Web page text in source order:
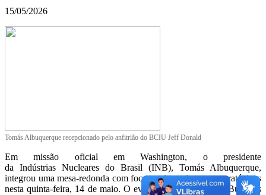
15/05/2026
Tomás Albuquerque recepcionado pelo anfitrião do BCIU Jeff Donald
Em missão oficial em Washington, o presidente
da Indústrias Nucleares do Brasil (INB), Tomás Albuquerque,
integrou uma mesa-redonda com foco em investimentos estratégicos
nesta quinta-feira, 14 de maio. O evento, organizado pelo Business